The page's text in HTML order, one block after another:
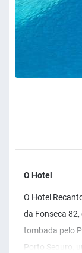
O Hotel
O Hotel
da Fonseca
tombada pelo
Porto Seguro,